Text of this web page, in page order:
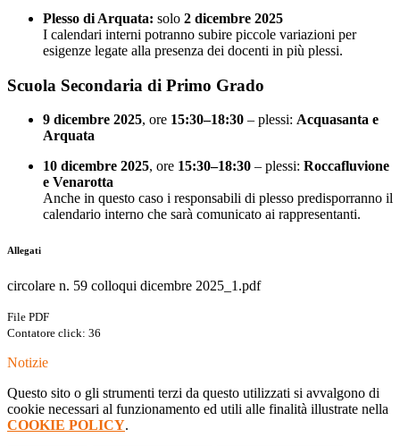
Plesso di Arquata: solo 2 dicembre 2025
I calendari interni potranno subire piccole variazioni per
esigenze legate alla presenza dei docenti in più plessi.
Scuola Secondaria di Primo Grado
9 dicembre 2025, ore 15:30–18:30 – plessi: Acquasanta e
Arquata
10 dicembre 2025, ore 15:30–18:30 – plessi: Roccafluvione
e Venarotta
Anche in questo caso i responsabili di plesso predisporranno il
calendario interno che sarà comunicato ai rappresentanti.
Allegati
circolare n. 59 colloqui dicembre 2025_1.pdf
File PDF
Contatore click: 36
Notizie
Questo sito o gli strumenti terzi da questo utilizzati si avvalgono di
cookie necessari al funzionamento ed utili alle finalità illustrate nella
COOKIE POLICY.